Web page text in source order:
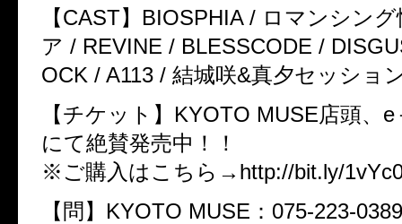
【CAST】BIOSPHIA / ロマンシン
ア / REVINE / BLESSCODE /
OCK / A113 / 結城咲&真夕セッショ
【チケット】KYOTO MUSE店頭、
にて絶賛発売中！！
※ご購入はこちら→http://bit.ly/
【問】KYOTO MUSE：075-223-0389